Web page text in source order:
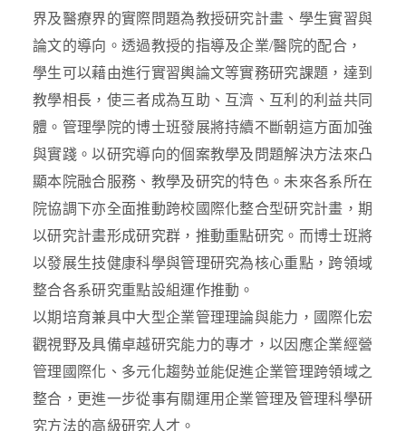
界及醫療界的實際問題為教授研究計畫、學生實習與
論文的導向。透過教授的指導及企業/醫院的配合，
學生可以藉由進行實習輿論文等實務研究課題，達到
教學相長，使三者成為互助、互濟、互利的利益共同
體。管理學院的博士班發展將持續不斷朝這方面加強
與實踐。以研究導向的個案教學及問題解決方法來凸
顯本院融合服務、教學及研究的特色。未來各系所在
院協調下亦全面推動跨校國際化整合型研究計畫，期
以研究計畫形成研究群，推動重點研究。而博士班將
以發展生技健康科學與管理研究為核心重點，跨領域
整合各系研究重點設組運作推動。
以期培育兼具中大型企業管理理論與能力，國際化宏
觀視野及具備卓越研究能力的專才，以因應企業經營
管理國際化、多元化趨勢並能促進企業管理跨領域之
整合，更進一步從事有關運用企業管理及管理科學研
究方法的高級研究人才。